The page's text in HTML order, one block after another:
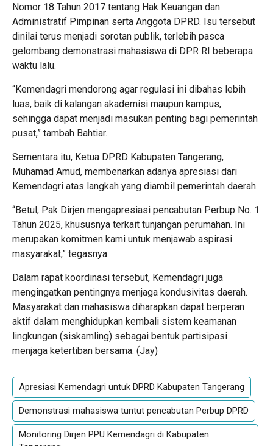
Nomor 18 Tahun 2017 tentang Hak Keuangan dan
Administratif Pimpinan serta Anggota DPRD. Isu tersebut
dinilai terus menjadi sorotan publik, terlebih pasca
gelombang demonstrasi mahasiswa di DPR RI beberapa
waktu lalu.
“Kemendagri mendorong agar regulasi ini dibahas lebih
luas, baik di kalangan akademisi maupun kampus,
sehingga dapat menjadi masukan penting bagi pemerintah
pusat,” tambah Bahtiar.
Sementara itu, Ketua DPRD Kabupaten Tangerang,
Muhamad Amud, membenarkan adanya apresiasi dari
Kemendagri atas langkah yang diambil pemerintah daerah.
“Betul, Pak Dirjen mengapresiasi pencabutan Perbup No. 1
Tahun 2025, khususnya terkait tunjangan perumahan. Ini
merupakan komitmen kami untuk menjawab aspirasi
masyarakat,” tegasnya.
Dalam rapat koordinasi tersebut, Kemendagri juga
mengingatkan pentingnya menjaga kondusivitas daerah.
Masyarakat dan mahasiswa diharapkan dapat berperan
aktif dalam menghidupkan kembali sistem keamanan
lingkungan (siskamling) sebagai bentuk partisipasi
menjaga ketertiban bersama. (Jay)
Apresiasi Kemendagri untuk DPRD Kabupaten Tangerang
Demonstrasi mahasiswa tuntut pencabutan Perbup DPRD
Monitoring Dirjen PPU Kemendagri di Kabupaten